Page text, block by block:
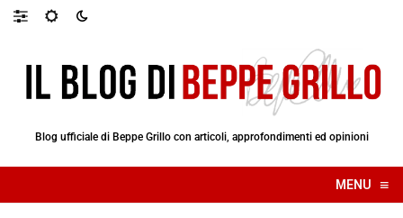
Blog ufficiale di Beppe Grillo con articoli, approfondimenti ed opinioni
MENU ≡
☰